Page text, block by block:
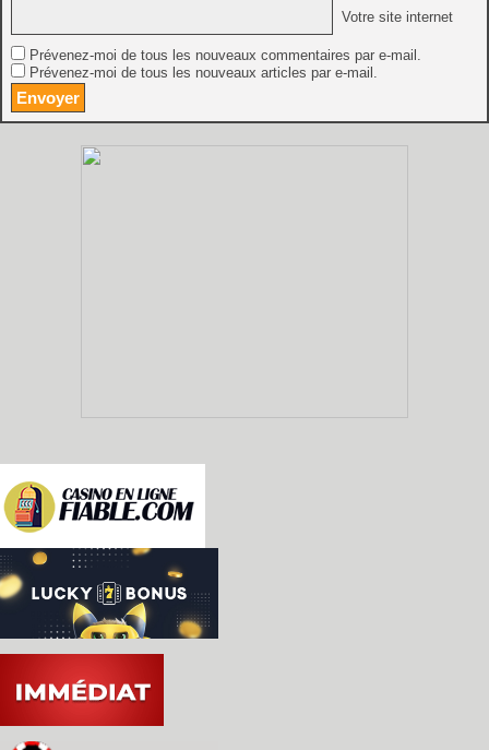
Votre site internet
Prévenez-moi de tous les nouveaux commentaires par e-mail.
Prévenez-moi de tous les nouveaux articles par e-mail.